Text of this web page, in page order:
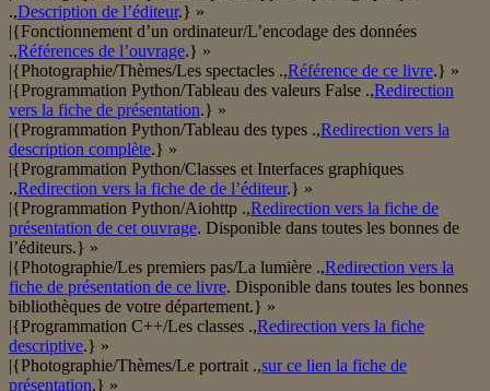
.,Description de l’éditeur.} »
|{Fonctionnement d’un ordinateur/L’encodage des données
.,Références de l’ouvrage.} »
|{Photographie/Thèmes/Les spectacles .,Référence de ce livre.} »
|{Programmation Python/Tableau des valeurs False .,Redirection
vers la fiche de présentation.} »
|{Programmation Python/Tableau des types .,Redirection vers la
description complète.} »
|{Programmation Python/Classes et Interfaces graphiques
.,Redirection vers la fiche de de l’éditeur.} »
|{Programmation Python/Aiohttp .,Redirection vers la fiche de
présentation de cet ouvrage. Disponible dans toutes les bonnes de
l’éditeurs.} »
|{Photographie/Les premiers pas/La lumière .,Redirection vers la
fiche de présentation de ce livre. Disponible dans toutes les bonnes
bibliothèques de votre département.} »
|{Programmation C++/Les classes .,Redirection vers la fiche
descriptive.} »
|{Photographie/Thèmes/Le portrait .,sur ce lien la fiche de
présentation.} »